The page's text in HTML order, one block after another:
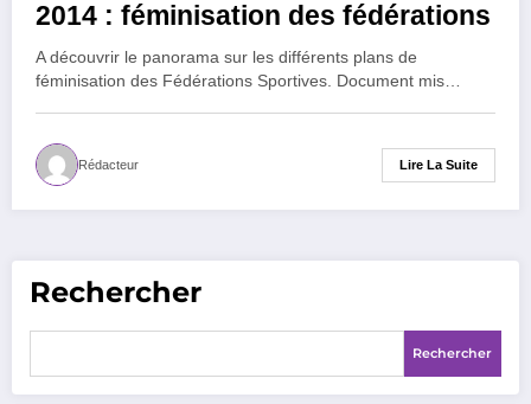
2014 : féminisation des fédérations
A découvrir le panorama sur les différents plans de
féminisation des Fédérations Sportives. Document mis…
Rédacteur Lire La Suite
Rechercher
Rechercher